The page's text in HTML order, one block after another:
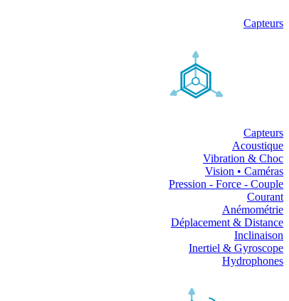
Capteurs
Capteurs
Acoustique
Vibration & Choc
Vision • Caméras
Pression - Force - Couple
Courant
Anémométrie
Déplacement & Distance
Inclinaison
Inertiel & Gyroscope
Hydrophones